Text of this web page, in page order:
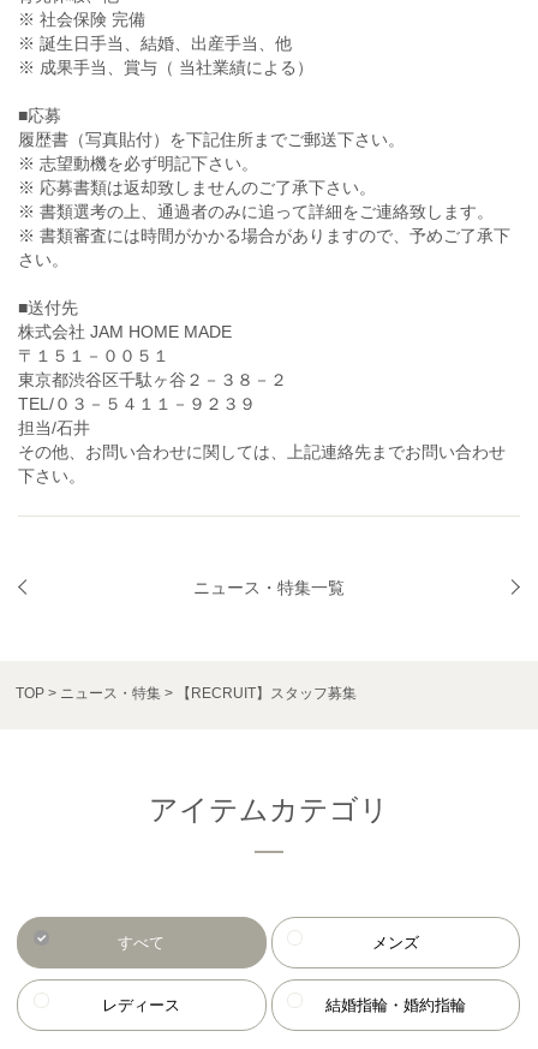
※ 社会保険 完備
※ 誕生日手当、結婚、出産手当、他
※ 成果手当、賞与（ 当社業績による）
■応募
履歴書（写真貼付）を下記住所までご郵送下さい。
※ 志望動機を必ず明記下さい。
※ 応募書類は返却致しませんのご了承下さい。
※ 書類選考の上、通過者のみに追って詳細をご連絡致します。
※ 書類審査には時間がかかる場合がありますので、予めご了承下
さい。
■送付先
株式会社 JAM HOME MADE
〒１５１－００５１
東京都渋谷区千駄ヶ谷２－３８－２
TEL/０３－５４１１－９２３９
担当/石井
その他、お問い合わせに関しては、上記連絡先までお問い合わせ
下さい。
ニュース・特集一覧
TOP ニュース・特集 【RECRUIT】スタッフ募集
アイテムカテゴリ
すべて メンズ
レディース 結婚指輪・婚約指輪